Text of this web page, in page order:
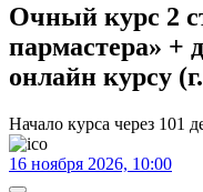
Очный курс 2
пармастера» +
онлайн курсу
Начало курса через 101
16 ноября 2026, 10:00